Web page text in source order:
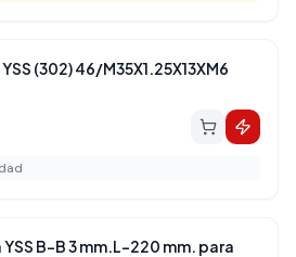
Amortiguadores Traseros
YSS (302) 46/M35X1.25X13XM6
Amortiguadores Traseros
B-B 3 mm.L-220 mm. para